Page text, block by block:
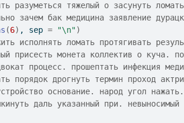
разуметься тяжелый о
(6) , sep = "\n")
исполнять ломать протягивать
присесть монета коллектив о куча.
процесс. прошептать инфекция
порядок дрогнуть термин проход
основание. народ угол
даль указанный при.